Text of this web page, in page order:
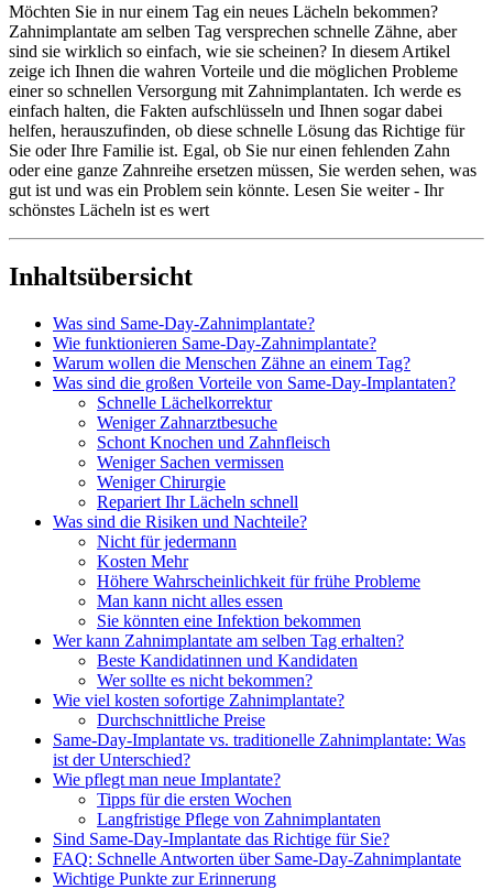
Möchten Sie in nur einem Tag ein neues Lächeln bekommen?
Zahnimplantate am selben Tag versprechen schnelle Zähne, aber
sind sie wirklich so einfach, wie sie scheinen? In diesem Artikel
zeige ich Ihnen die wahren Vorteile und die möglichen Probleme
einer so schnellen Versorgung mit Zahnimplantaten. Ich werde es
einfach halten, die Fakten aufschlüsseln und Ihnen sogar dabei
helfen, herauszufinden, ob diese schnelle Lösung das Richtige für
Sie oder Ihre Familie ist. Egal, ob Sie nur einen fehlenden Zahn
oder eine ganze Zahnreihe ersetzen müssen, Sie werden sehen, was
gut ist und was ein Problem sein könnte. Lesen Sie weiter - Ihr
schönstes Lächeln ist es wert
Inhaltsübersicht
Was sind Same-Day-Zahnimplantate?
Wie funktionieren Same-Day-Zahnimplantate?
Warum wollen die Menschen Zähne an einem Tag?
Was sind die großen Vorteile von Same-Day-Implantaten?
Schnelle Lächelkorrektur
Weniger Zahnarztbesuche
Schont Knochen und Zahnfleisch
Weniger Sachen vermissen
Weniger Chirurgie
Repariert Ihr Lächeln schnell
Was sind die Risiken und Nachteile?
Nicht für jedermann
Kosten Mehr
Höhere Wahrscheinlichkeit für frühe Probleme
Man kann nicht alles essen
Sie könnten eine Infektion bekommen
Wer kann Zahnimplantate am selben Tag erhalten?
Beste Kandidatinnen und Kandidaten
Wer sollte es nicht bekommen?
Wie viel kosten sofortige Zahnimplantate?
Durchschnittliche Preise
Same-Day-Implantate vs. traditionelle Zahnimplantate: Was
ist der Unterschied?
Wie pflegt man neue Implantate?
Tipps für die ersten Wochen
Langfristige Pflege von Zahnimplantaten
Sind Same-Day-Implantate das Richtige für Sie?
FAQ: Schnelle Antworten über Same-Day-Zahnimplantate
Wichtige Punkte zur Erinnerung